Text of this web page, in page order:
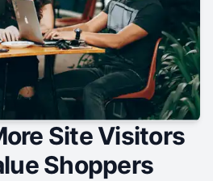
Site Visitors
Shoppers